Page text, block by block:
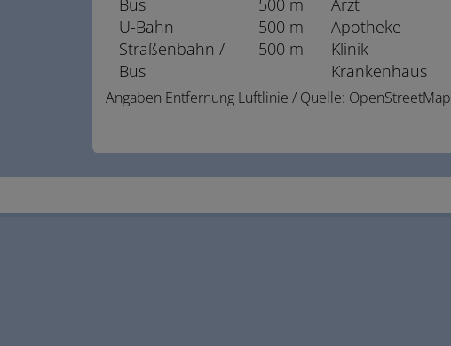
Bus
500 m
U-Bahn
500 m
Straßenbahn /
Bus
500 m
Arzt
Apotheke
Klinik
Krankenhaus
Angaben Entfernung Luftlinie / Quelle: OpenStreetMap